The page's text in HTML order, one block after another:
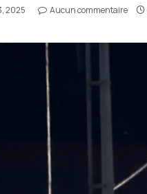
2025 Aucun commentaire